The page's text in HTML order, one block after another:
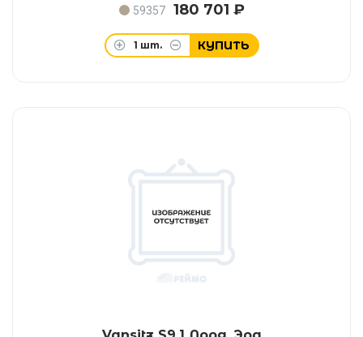
59357 180 701 ₽
1 шт. КУПИТЬ